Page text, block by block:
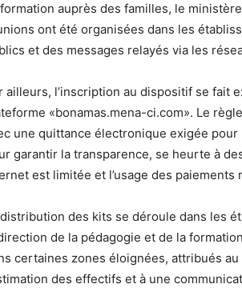
auprès des familles, le
ont été organisées dans les
et des messages relayés via les
ailleurs, l’inscription au dispositif se fait
«bonamas.mena-ci.com». Le
une quittance électronique exigée
garantir la transparence, se heurte à
est limitée et l’usage des paiements
des kits se déroule dans les
de la pédagogie et de la
certaines zones éloignées, attribués
des effectifs et à une